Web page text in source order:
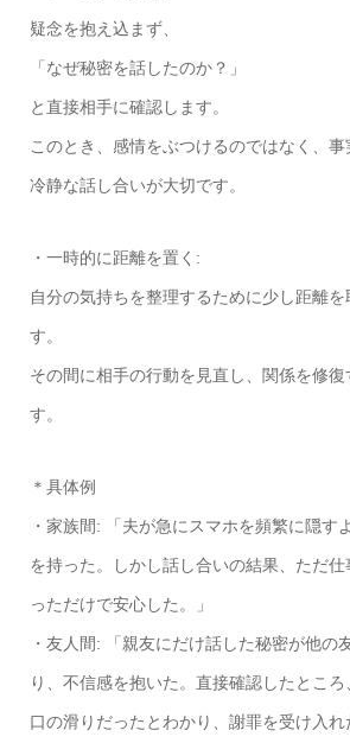
疑念を抱え込まず、
「なぜ秘密を話したのか？」
と直接相手に確認します。
このとき、感情をぶつけるのではなく、
冷静な話し合いが大切です。
・一時的に距離を置く:
自分の気持ちを整理するために少し距離
す。
その間に相手の行動を見直し、関係を修復
す。
＊具体例
・家族間: 「夫が急にスマホを頻繁に隠す
を持った。しかし話し合いの結果、ただ
っただけで安心した。」
・友人間: 「親友にだけ話した秘密が他の
り、不信感を抱いた。直接確認したとこ
口の滑りだったとわかり、謝罪を受け入れ